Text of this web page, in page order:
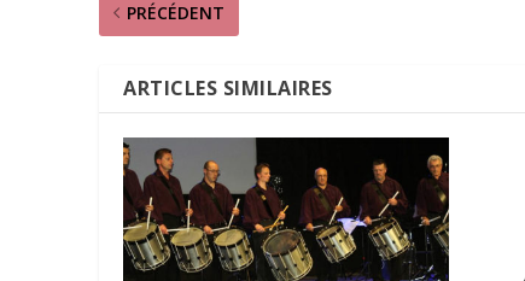
PRÉCÉDENT
ARTICLES SIMILAIRES